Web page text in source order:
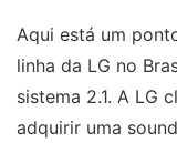
Aqui está um
linha da LG no
sistema 2.1. A LG
adquirir uma